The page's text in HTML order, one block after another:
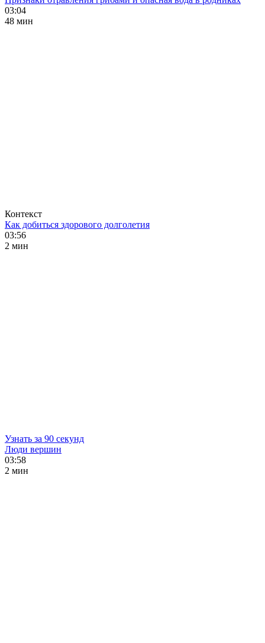
03:04
48 мин
Контекст
Как добиться здорового долголетия
03:56
2 мин
Узнать за 90 секунд
Люди вершин
03:58
2 мин